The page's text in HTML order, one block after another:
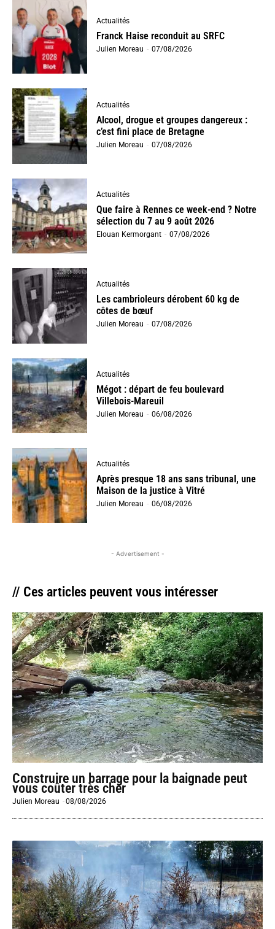
Actualités
Franck Haise reconduit au SRFC
Julien Moreau - 07/08/2026
Actualités
Alcool, drogue et groupes dangereux :
c’est fini place de Bretagne
Julien Moreau - 07/08/2026
Actualités
Que faire à Rennes ce week-end ? Notre
sélection du 7 au 9 août 2026
Elouan Kermorgant - 07/08/2026
Actualités
Les cambrioleurs dérobent 60 kg de
côtes de bœuf
Julien Moreau - 07/08/2026
Actualités
Mégot : départ de feu boulevard
Villebois-Mareuil
Julien Moreau - 06/08/2026
Actualités
Après presque 18 ans sans tribunal, une
Maison de la justice à Vitré
Julien Moreau - 06/08/2026
- Advertisement -
// Ces articles peuvent vous intéresser
Construire un barrage pour la baignade peut
vous coûter très cher
Julien Moreau -08/08/2026